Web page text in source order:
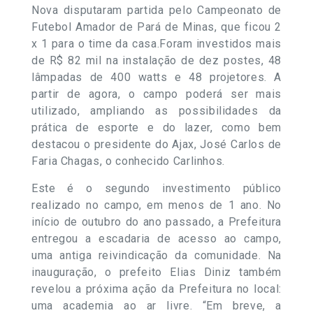
Nova disputaram partida pelo Campeonato de
Futebol Amador de Pará de Minas, que ficou 2
x 1 para o time da casa.Foram investidos mais
de R$ 82 mil na instalação de dez postes, 48
lâmpadas de 400 watts e 48 projetores. A
partir de agora, o campo poderá ser mais
utilizado, ampliando as possibilidades da
prática de esporte e do lazer, como bem
destacou o presidente do Ajax, José Carlos de
Faria Chagas, o conhecido Carlinhos.
Este é o segundo investimento público
realizado no campo, em menos de 1 ano. No
início de outubro do ano passado, a Prefeitura
entregou a escadaria de acesso ao campo,
uma antiga reivindicação da comunidade. Na
inauguração, o prefeito Elias Diniz também
revelou a próxima ação da Prefeitura no local:
uma academia ao ar livre. “Em breve, a